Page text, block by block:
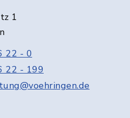
1
22 - 0
22 - 199